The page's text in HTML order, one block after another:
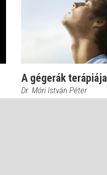
A gégerák terápiája
Dr. Móri István Péter